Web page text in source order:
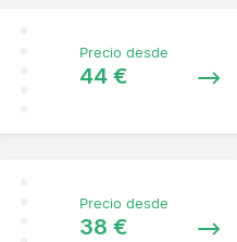
Precio desde
44 €
Precio desde
38 €